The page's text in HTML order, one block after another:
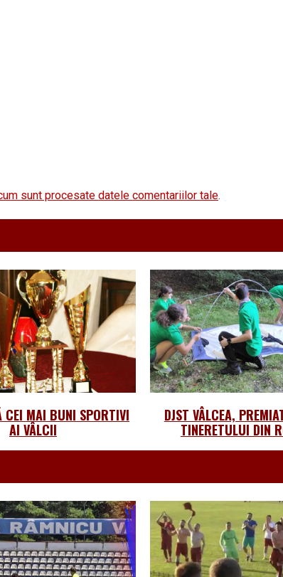
sunt procesate datele comentariilor tale.
CEI MAI BUNI SPORTIVI
AI VÂLCII
DJST VÂLCEA,
TINERETULUI DIN